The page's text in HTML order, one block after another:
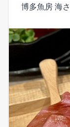
博多魚房 海